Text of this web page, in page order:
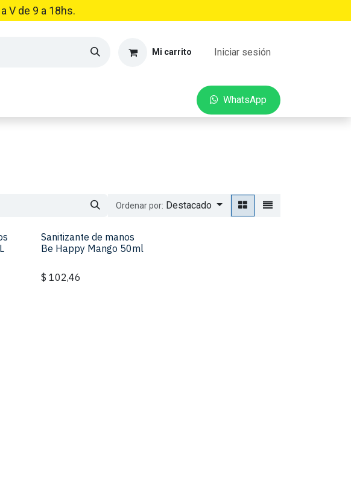
V de 9 a 18hs.
Mi carrito Iniciar sesión
W​​hatsApp
Ordenar por: Destacado
Sanitizante de manos
Be Happy Mango 50ml
$102,46